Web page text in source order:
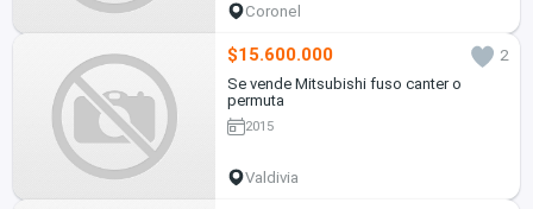
Coronel
$15.600.000
2
Se vende Mitsubishi fuso canter o
permuta
2015
Valdivia